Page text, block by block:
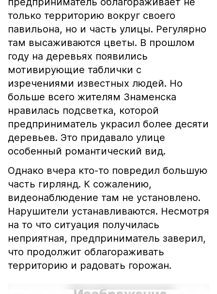
только территорию вокруг своего
павильона, но и часть улицы. Регулярно
там высаживаются цветы. В прошлом
году на деревьях появились
мотивирующие таблички с
изречениями известных людей. Но
больше всего жителям Знаменска
нравилась подсветка, которой
предприниматель украсил более десяти
деревьев. Это придавало улице
особенный романтический вид.
Однако вчера кто-то повредил большую
часть гирлянд. К сожалению,
видеонаблюдение там не установлено.
Нарушители устанавливаются. Несмотря
на то что ситуация получилась
неприятная, предприниматель заверил,
что продолжит облагораживать
территорию и радовать горожан.